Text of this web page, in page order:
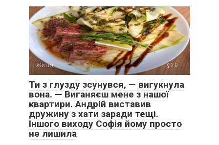
Життя 0
Ти з глузду зсунувся, — вигукнула
вона. — Виганяєш мене з нашої
квартири. Андрій виставив
дружину з хати заради тещі.
Іншого виходу Софія йому просто
не лишила